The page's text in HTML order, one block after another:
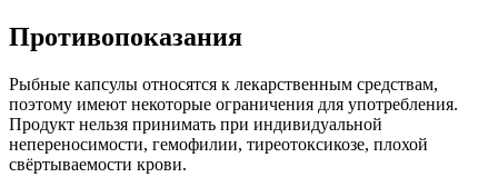
Противопоказания
Рыбные капсулы относятся к лекарственным средствам,
поэтому имеют некоторые ограничения для употребления.
Продукт нельзя принимать при индивидуальной
непереносимости, гемофилии, тиреотоксикозе, плохой
свёртываемости крови.